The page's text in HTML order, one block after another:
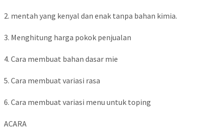
2. mentah yang kenyal dan enak tanpa bahan kimia.
3. Menghitung harga pokok penjualan
4. Cara membuat bahan dasar mie
5. Cara membuat variasi rasa
6. Cara membuat variasi menu untuk toping
ACARA